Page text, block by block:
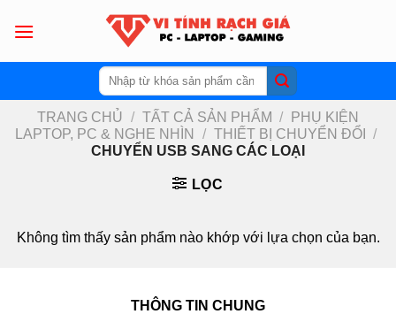
Tìm
kiếm:
TRANG CHỦ / TẤT CẢ SẢN PHẨM /
PHỤ KIỆN
LAPTOP, PC & NGHE NHÌN
/ THIẾT BỊ CHUYỂN ĐỔI
/
CHUYỂN USB SANG CÁC LOẠI
LỌC
Không tìm thấy sản phẩm nào khớp với lựa chọn của bạn.
THÔNG TIN CHUNG